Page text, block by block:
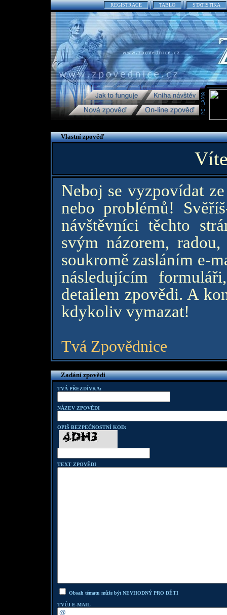
REGISTRACE TABLO STATISTIKA
Vlastní zpověď
Neboj se vyzpovídat
nebo problémů!
návštěvníci těchto
svým názorem,
soukromě zasláním e-
následujícím
detailem zpovědi. A
kdykoliv vymazat!
Tvá Zpovědnice
Zadání zpovědi
TVÁ PŘEZDÍVKA:
NÁZEV ZPOVĚDI
OPIŠ BEZPEČNOSTNÍ KOD:
TEXT ZPOVĚDI
Obsah tématu může být NEVHODNÝ PRO DĚTI
TVŮJ E-MAIL